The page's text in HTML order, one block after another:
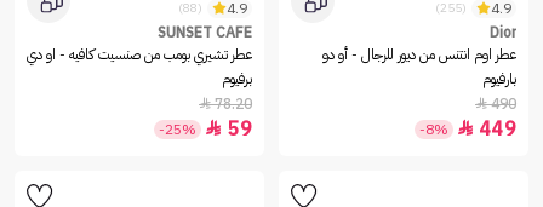
4.9
(255)
Dior
عطر اوم انتنس من ديور للرجال - أو دو
بارفيوم
490

449

-8%
4.9
(88)
SUNSET CAFE
عطر تشيري بومب من صنسيت كافيه - او دي
برفيوم
78.20

59

-25%